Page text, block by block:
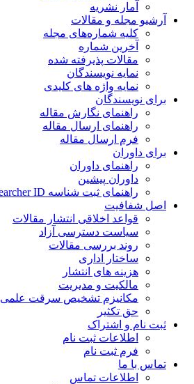
آمار نشریه
آرشیو مجله و مقالات
کلیه شماره‌های مجله
آخرین شماره
مقالات پذیرفته شده
نمایه نویسندگان
نمایه واژه های کلیدی
برای نویسندگان
راهنمای نگارش مقاله
راهنمای ارسال مقاله
فرم ارسال مقاله
برای داوران
راهنمای داوران
داوران پیشین
راهنمای ثبت شناسه Researcher ID و ثبت داوری
اصل شفافیت
قواعد اخلاقی انتشار مقالات
سیاست دسترسی آزاد
روند بررسی مقالات
ساختار اداری
هزینه های انتشار
مالکیت و مدیریت
ﻣﮑﺎﻧﯿﺰم ﺗﺸﺨﯿﺺ ﺳﺮﻗﺖ ﻋﻠﻤﯽ
حق تکثیر
ثبت نام و اشتراک
اطلاعات ثبت نام
فرم ثبت نام
تماس با ما
اطلاعات تماس